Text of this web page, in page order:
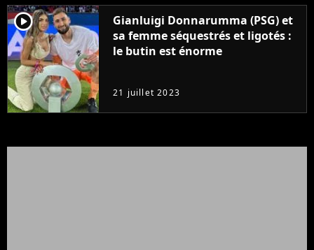
player2
Gianluigi Donnarumma (PSG) et
sa femme séquestrés et ligotés :
le butin est énorme
21 juillet 2023